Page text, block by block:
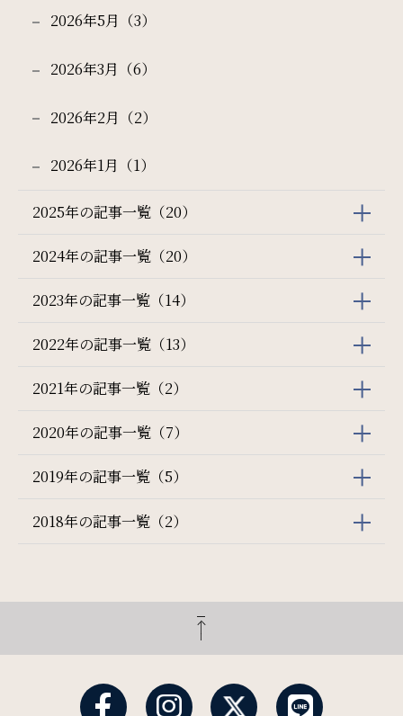
2026年5月（3）
2026年3月（6）
2026年2月（2）
2026年1月（1）
2025年の記事一覧（20）
2024年の記事一覧（20）
2023年の記事一覧（14）
2022年の記事一覧（13）
2021年の記事一覧（2）
2020年の記事一覧（7）
2019年の記事一覧（5）
2018年の記事一覧（2）